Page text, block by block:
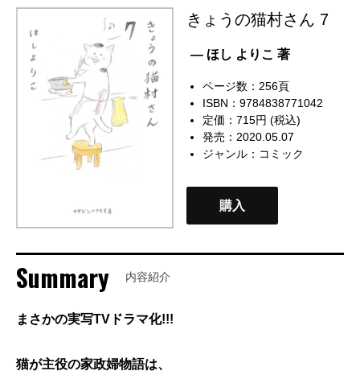
きょうの猫村さん 7
— ほし よりこ 著
ページ数：256頁
ISBN：9784838771042
定価：715円 (税込)
発売：2020.05.07
ジャンル： コミック
購入
Summary 内容紹介
まさかの実写TVドラマ化!!!
猫が主役の家政婦物語は、